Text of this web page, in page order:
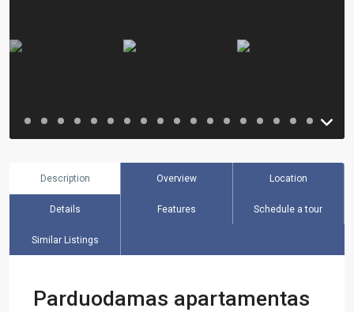
Description Overview Location
Details Features Schedule a tour
Similar Listings
Parduodamas apartamentas